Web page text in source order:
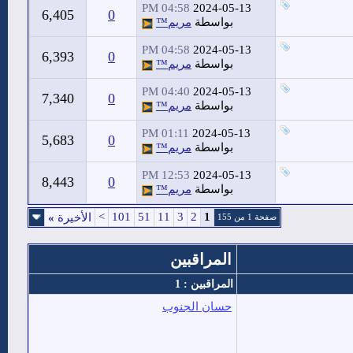
2024-05-13
04:58 PM
بواسطة مريم™ 0
6,405
2024-05-13
04:58 PM
بواسطة مريم™ 0
6,393
2024-05-13
04:40 PM
بواسطة مريم™ 0
7,340
2024-05-13
01:11 PM
بواسطة مريم™ 0
5,683
2024-05-13
12:53 PM
بواسطة مريم™ 0
8,443
صفحة 1 من 155 1
2
3
11
51
101
> الأخيرة »
المراقبين
المراقبين : 1
حسان الجنوب